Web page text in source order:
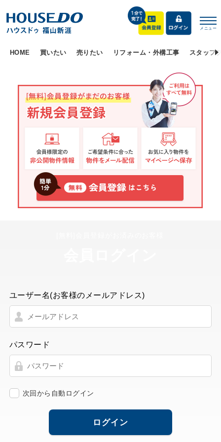
メニュー
HOME 買いたい 売りたい リフォーム・外構工事 スタッフ
ユーザー名(お客様のメールアドレス)
パスワード
次回から自動ログイン